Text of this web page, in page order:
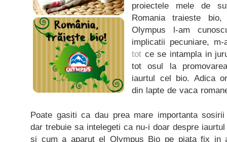
proiectele mele de
Romania traieste
Olympus l-am
implicatii pecuniare,
tot ce se intampla in
tot osul la
iaurtul cel bio. Adica
din lapte de vaca
Poate gasiti ca dau prea mare importanta
dar trebuie sa intelegeti ca nu-i doar despre
si cum a aparut el Olympus Bio pe piata fix in